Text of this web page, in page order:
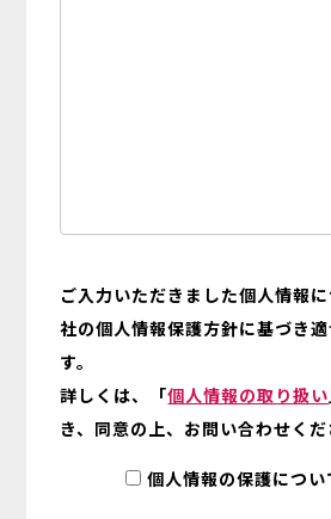
ご入力いただきました個人情報
社の個人情報保護方針に基づき
す。
詳しくは、「個人情報の取り扱い
き、同意の上、お問い合わせくだ
個人情報の保護につい